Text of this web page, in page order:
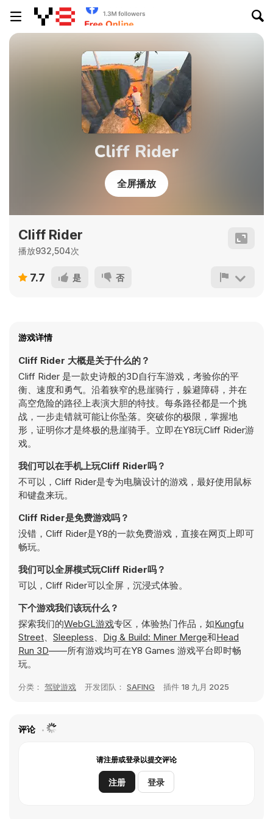
Cliff Rider
全屏播放
Cliff Rider
播放932,504次
7.7 是 否
游戏详情
Cliff Rider 大概是关于什么的？
Cliff Rider 是一款史诗般的3D自行车游戏，考验你的平
衡、速度和勇气。沿着狭窄的悬崖骑行，躲避障碍，并在
高空危险的路径上表演大胆的特技。每条路径都是一个挑
战，一步走错就可能让你坠落。突破你的极限，掌握地
形，证明你才是终极的悬崖骑手。立即在Y8玩Cliff Rider游
戏。
我们可以在手机上玩Cliff Rider吗？
不可以，Cliff Rider是专为电脑设计的游戏，最好使用鼠标
和键盘来玩。
Cliff Rider是免费游戏吗？
没错，Cliff Rider是Y8的一款免费游戏，直接在网页上即可
畅玩。
我们可以全屏模式玩Cliff Rider吗？
可以，Cliff Rider可以全屏，沉浸式体验。
下个游戏我们该玩什么？
探索我们的WebGL游戏专区，体验热门作品，如Kungfu
Street、 Sleepless、 Dig & Build: Miner Merge和Head
Run 3D——所有游戏均可在Y8 Games 游戏平台即时畅
玩。
分类： 驾驶游戏 开发团队： SAFING 插件 18 九月 2025
评论
请注册或登录以提交评论
注册 登录